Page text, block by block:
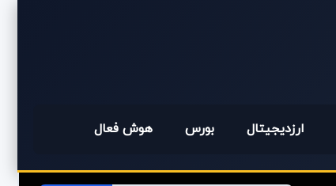
ارزدیجیتال بورس هوش فعال